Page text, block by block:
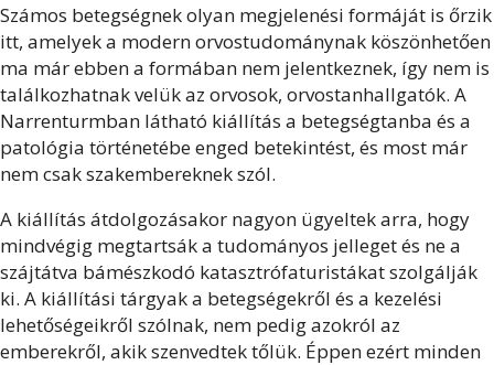
Számos betegségnek olyan megjelenési formáját is őrzik
itt, amelyek a modern orvostudománynak köszönhetően
ma már ebben a formában nem jelentkeznek, így nem is
találkozhatnak velük az orvosok, orvostanhallgatók. A
Narrenturmban látható kiállítás a betegségtanba és a
patológia történetébe enged betekintést, és most már
nem csak szakembereknek szól.
A kiállítás átdolgozásakor nagyon ügyeltek arra, hogy
mindvégig megtartsák a tudományos jelleget és ne a
szájtátva bámészkodó katasztrófaturistákat szolgálják
ki. A kiállítási tárgyak a betegségekről és a kezelési
lehetőségeikről szólnak, nem pedig azokról az
emberekről, akik szenvedtek tőlük. Éppen ezért minden